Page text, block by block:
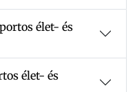
élet- és
élet- és